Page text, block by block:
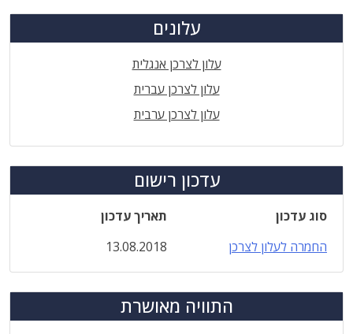
עלונים
עלון לצרכן אנגלית
עלון לצרכן עברית
עלון לצרכן ערבית
עדכון רישום
סוג עדכון
תאריך עדכון
החמרה לעלון לצרכן
13.08.2018
התוויה מאושרת